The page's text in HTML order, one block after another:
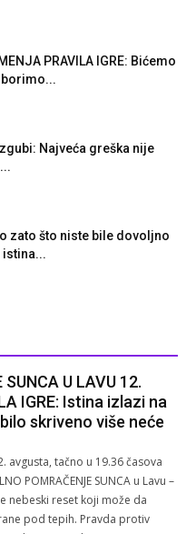
PRAVILA IGRE: Bićemo
Najveća greška nije
zato što niste bile dovoljno
istina...
U LAVU 12.
IGRE: Istina izlazi na
skriveno više neće
avgusta, tačno u 19.36 časova
POMRAČENJE SUNCA u Lavu –
nebeski reset koji može da
pod tepih. Pravda protiv